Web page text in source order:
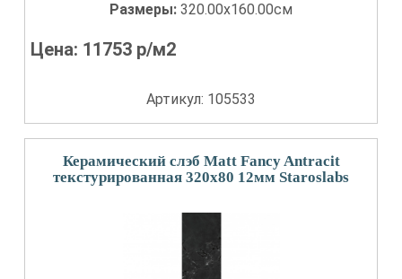
Размеры: 320.00x160.00см
Цена: 11753 р/м2
Артикул: 105533
Керамический слэб Matt Fancy Antracit
текстурированная 320x80 12мм Staroslabs